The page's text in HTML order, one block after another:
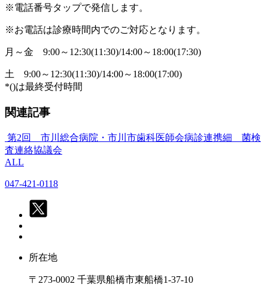
※電話番号タップで発信します。
※お電話は診療時間内でのご対応となります。
月～金 9:00～12:30(11:30)/14:00～18:00(17:30)
土 9:00～12:30(11:30)/14:00～18:00(17:00)
*()は最終受付時間
関連記事
第2回 市川総合病院・市川市歯科医師会病診連携細 菌検
査連絡協議会
ALL
047-421-0118
所在地
〒273-0002 千葉県船橋市東船橋1-37-10